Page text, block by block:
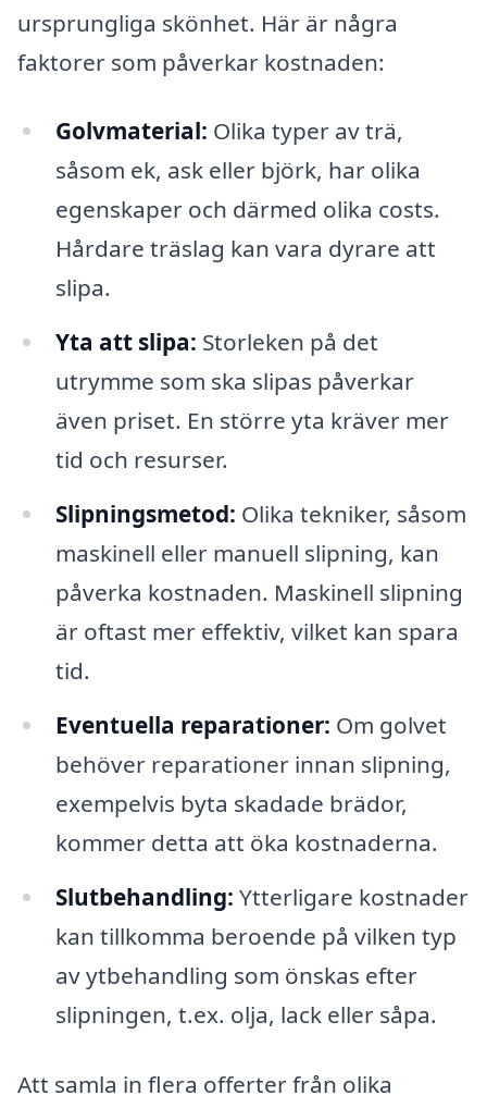
ursprungliga skönhet. Här är några
faktorer som påverkar kostnaden:
Golvmaterial: Olika typer av trä,
såsom ek, ask eller björk, har olika
egenskaper och därmed olika costs.
Hårdare träslag kan vara dyrare att
slipa.
Yta att slipa: Storleken på det
utrymme som ska slipas påverkar
även priset. En större yta kräver mer
tid och resurser.
Slipningsmetod: Olika tekniker, såsom
maskinell eller manuell slipning, kan
påverka kostnaden. Maskinell slipning
är oftast mer effektiv, vilket kan spara
tid.
Eventuella reparationer: Om golvet
behöver reparationer innan slipning,
exempelvis byta skadade brädor,
kommer detta att öka kostnaderna.
Slutbehandling: Ytterligare kostnader
kan tillkomma beroende på vilken typ
av ytbehandling som önskas efter
slipningen, t.ex. olja, lack eller såpa.
Att samla in flera offerter från olika